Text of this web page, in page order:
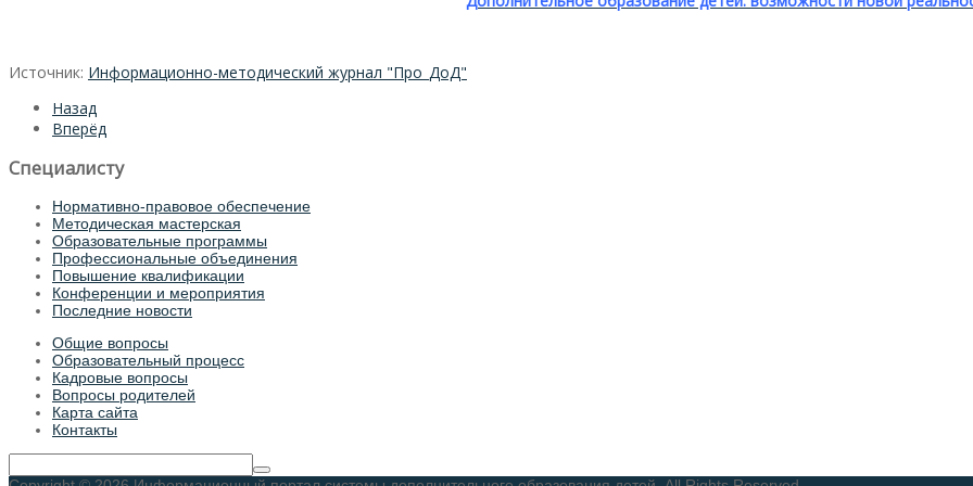
Источник: Информационно-методический журнал "Про_ДоД"
Назад
Вперёд
Специалисту
Нормативно-правовое обеспечение
Методическая мастерская
Образовательные программы
Профессиональные объединения
Повышение квалификации
Конференции и мероприятия
Последние новости
Общие вопросы
Образовательный процесс
Кадровые вопросы
Вопросы родителей
Карта сайта
Контакты